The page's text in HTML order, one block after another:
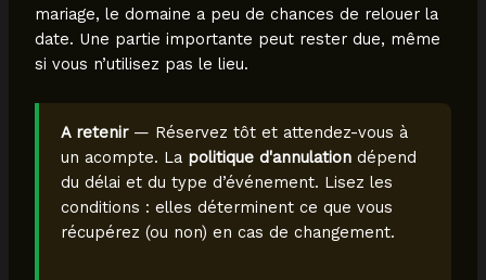
mariage, le domaine a peu de chances de relouer la
date. Une partie importante peut rester due, même
si vous n’utilisez pas le lieu.
A retenir— Réservez tôt et attendez-vous à
un acompte. La politique d'annulationdépend
du délai et du type d’événement. Lisez les
conditions : elles déterminent ce que vous
récupérez (ou non) en cas de changement.